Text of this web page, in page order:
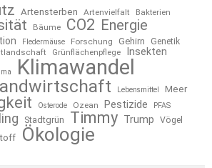
Artensterben Artenvielfalt
Bakterien
Bäume CO2 Energie
Fledermäuse Forschung Gehirn Genetik
Grünflächenpflege Insekten
Klimawandel
Lebensmittel
Meer
Osterode Ozean Pestizide PFAS
Stadtgrün Timmy Trump
Vögel
Ökologie